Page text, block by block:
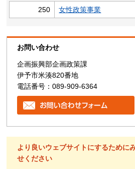
250 女性政策事業
お問い合わせ
企画振興部企画政策課
伊予市米湊820番地
電話番号：089-909-6364
より良いウェブサイトにするために
せください